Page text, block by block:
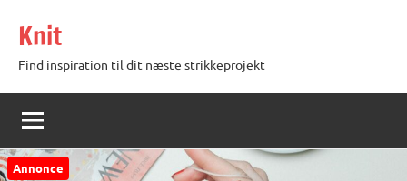
indhold
Knit
Find inspiration til dit næste strikkeprojekt
Annonce